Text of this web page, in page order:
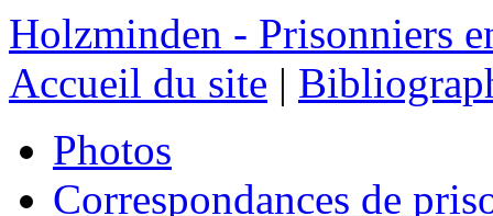
Holzminden - Prisonniers
Accueil du site |
Photos
Correspondances de